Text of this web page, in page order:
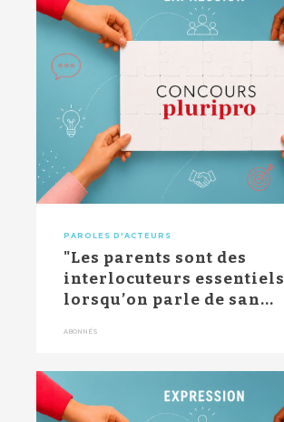
PAROLES D'ACTEURS
"Les parents sont des
interlocuteurs essentiels
lorsqu’on parle de san...
ABONNÉS